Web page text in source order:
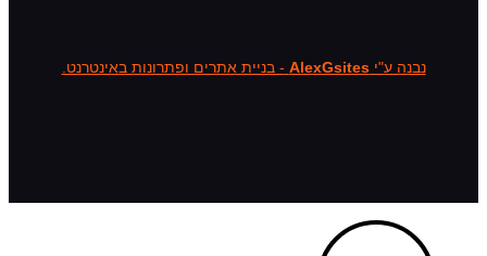
נבנה ע"יAlexGsites - בניית אתרים ופתרונות באינטרנט.